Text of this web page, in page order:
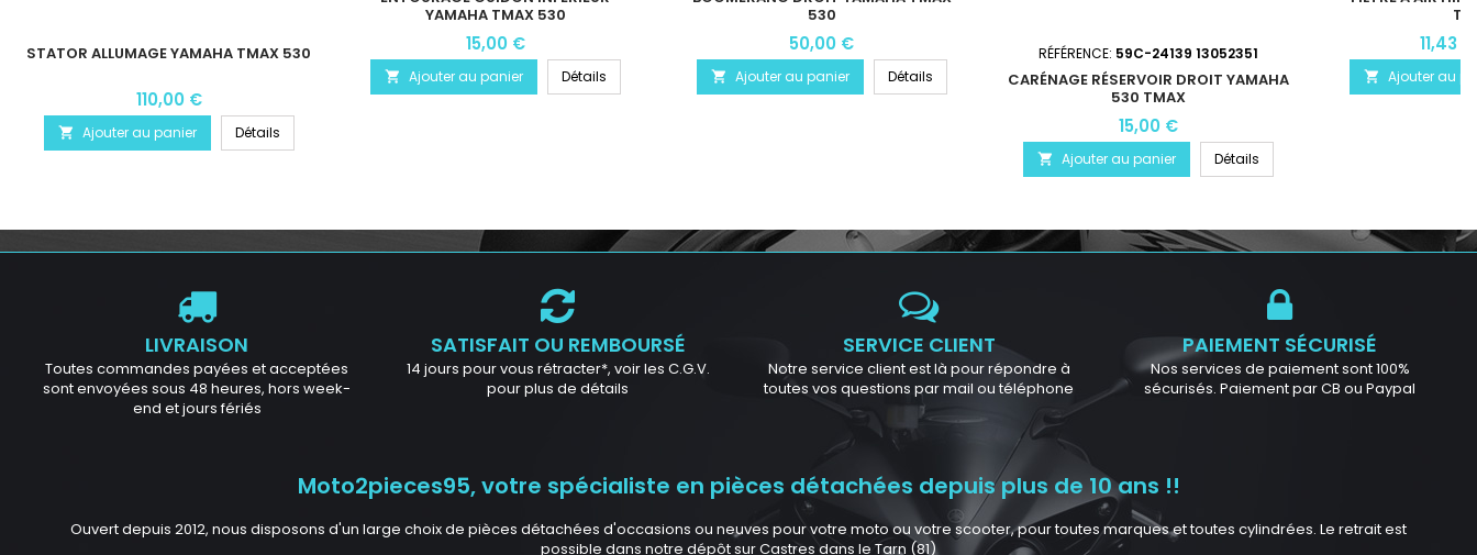
STATOR ALLUMAGE YAMAHA TMAX 530
110,00 €
 Ajouter au panier Détails
YAMAHA TMAX 530
15,00 €
 Ajouter au panier Détails
530
50,00 €
 Ajouter au panier Détails
RÉFÉRENCE: 59C-24139 13052351
CARÉNAGE RÉSERVOIR DROIT YAMAHA
530 TMAX
15,00 €
 Ajouter au panier Détails
11,43 €
 Ajouter au
LIVRAISON
Toutes commandes payées et acceptées
sont envoyées sous 48 heures, hors week-
end et jours fériés
SATISFAIT OU REMBOURSÉ
14 jours pour vous rétracter*, voir les C.G.V.
pour plus de détails
SERVICE CLIENT
Notre service client est là pour répondre à
toutes vos questions par mail ou téléphone
PAIEMENT SÉCURISÉ
Nos services de paiement sont 100%
sécurisés. Paiement par CB ou Paypal
Moto2pieces95, votre spécialiste en pièces détachées depuis plus de 10 ans !!
Ouvert depuis 2012, nous disposons d'un large choix de pièces détachées d'occasions ou neuves pour votre moto ou votre scooter, pour toutes marques et toutes cylindrées. Le retrait est
possible dans notre dépôt sur Castres dans le Tarn (81)